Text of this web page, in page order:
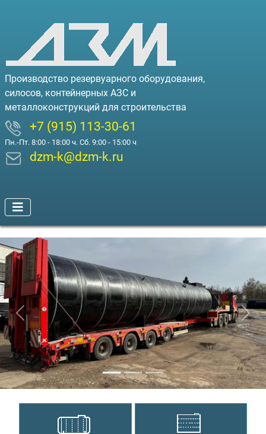
Производство резервуарного оборудования,
силосов, контейнерных АЗС и
металлоконструкций для строительства
+7 (915) 113-30-61
Пн.-Пт. 8:00 - 18:00 ч. Сб. 9:00 - 15:00 ч
dzm-k@dzm-k.ru
Предыдущий